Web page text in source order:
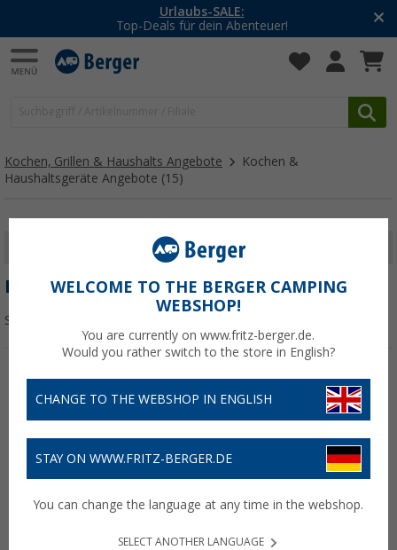
Urlaubs-SALE:
Top-Deals für dein Abenteuer!
Kochen, Grillen & Haushalts Angebote
Kochen &
Haushaltsgeräte Angebote (15)
FILTER ANZEIGEN
KOCHEN & HAUSHALTSGERÄTE ANGEBOTE
Sortieren:
Aluminium
MC 01 Kaffeemaschine
ab23,
WELCOME TO THE BERGER CAMPING
WEBSHOP!
You are currently on www.fritz-berger.de.
Would you rather switch to the store in English?
CHANGE TO THE WEBSHOP IN ENGLISH
STAY ON WWW.FRITZ-BERGER.DE
You can change the language at any time in the webshop.
SELECT ANOTHER LANGUAGE